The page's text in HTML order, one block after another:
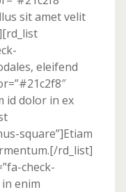
sit amet velit
eleifend
id dolor in ex
square”]Etiam
rd_list]
check-
enim